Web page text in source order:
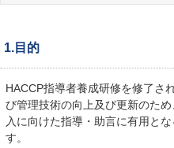
1.目的
HACCP指導者養成研修を修了さ
び管理技術の向上及び更新のた
入に向けた指導・助言に有用と
す。